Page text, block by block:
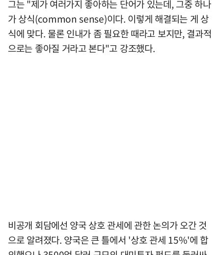
그는 "제가 여러가지 좋아하는 단어가 있는데, 그중 하나
가 상식(common sense)이다. 이렇게 해결되는 게 상
식에 맞다. 물론 인내가 좀 필요한 때라고 보지만, 결과적
으로는 좋아질 거라고 본다"고 강조했다.
비공개 회담에선 양국 상호 관세에 관한 논의가 오간 것
으로 알려졌다. 양국은 큰 틀에서 '상호 관세 15%'에 합